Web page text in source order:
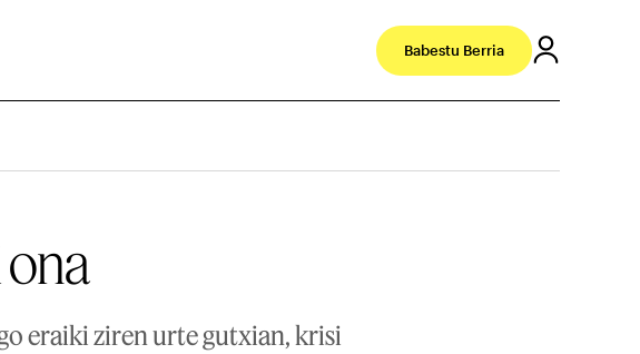
Babestu Berria
eraiki ziren urte gutxian, krisi